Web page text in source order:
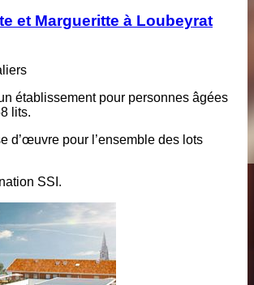
et Margueritte à Loubeyrat
établissement pour personnes âgées
lits.
d’œuvre pour l’ensemble des lots
SSI.